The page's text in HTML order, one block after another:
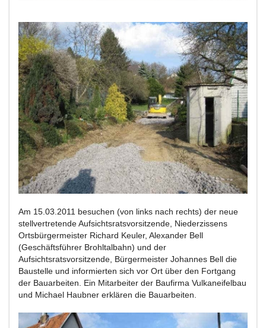
Am 15.03.2011 besuchen (von links nach rechts) der neue
stellvertretende Aufsichtsratsvorsitzende, Niederzissens
Ortsbürgermeister Richard Keuler, Alexander Bell
(Geschäftsführer Brohltalbahn) und der
Aufsichtsratsvorsitzende, Bürgermeister Johannes Bell die
Baustelle und informierten sich vor Ort über den Fortgang
der Bauarbeiten. Ein Mitarbeiter der Baufirma Vulkaneifelbau
und Michael Haubner erklären die Bauarbeiten.